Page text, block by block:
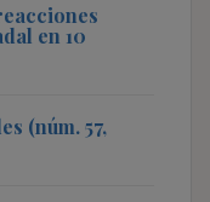
en 10
(núm. 57,